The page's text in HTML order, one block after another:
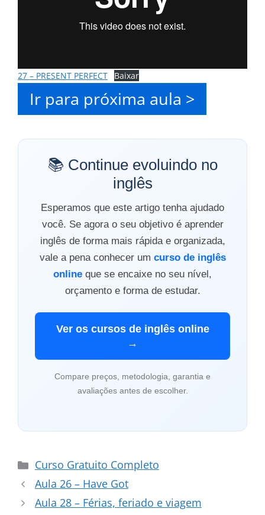
27 – PRESENT PERFECT Baixar
Ir para próxima aula >
📚 Continue evoluindo no
inglês
Esperamos que este artigo tenha ajudado
você. Se agora o seu objetivo é aprender
inglês de forma mais rápida e organizada,
vale a pena conhecer um curso de inglês
online que se encaixe no seu nível,
orçamento e forma de estudar.
Ver os cursos de inglês online
→
Compare preços, metodologia, garantia e
avaliações antes de escolher.
Categorias
Curso Gratuito Completo
Aula 26 – Have Got
Aula 28 – Férias, feriado e viagem